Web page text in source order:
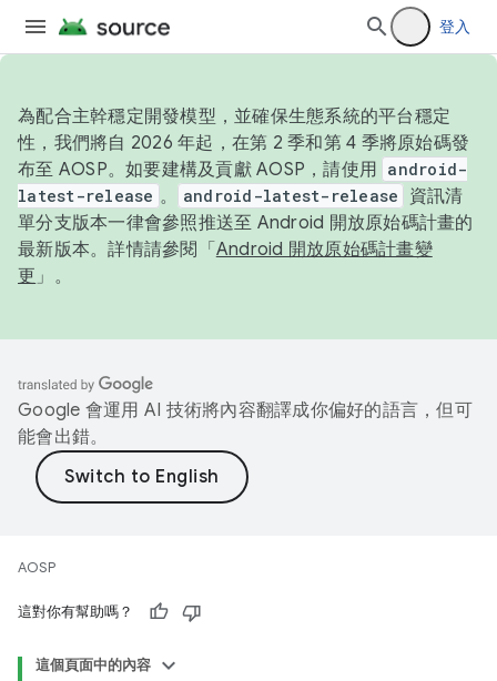
登入
為配合主幹穩定開發模型，並確保生態系統的平台穩定
性，我們將自 2026 年起，在第 2 季和第 4 季將原始碼發
布至 AOSP。如要建構及貢獻 AOSP，請使用 android-
latest-release 。 android-latest-release
資訊清
單分支版本一律會參照推送至 Android 開放原始碼計畫的
最新版本。詳情請參閱「 Android 開放原始碼計畫變
更 」。
Google 會運用 AI 技術將內容翻譯成你偏好的語言，但可
能會出錯。
AOSP
這對你有幫助嗎？
這個頁面中的內容